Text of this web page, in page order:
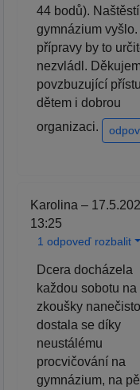
44 bodů).
gymnázium vyšlo.
přípravy by to
nezvládl.
povzbuzující
dětem i dobrou
organizaci.
Karolina –
13:25
1 odpoveď rozbalit
Dcera docházela
každou sobotu na
zkoušky
dostala se díky
neustálému
procvičování na
gymnázium, na